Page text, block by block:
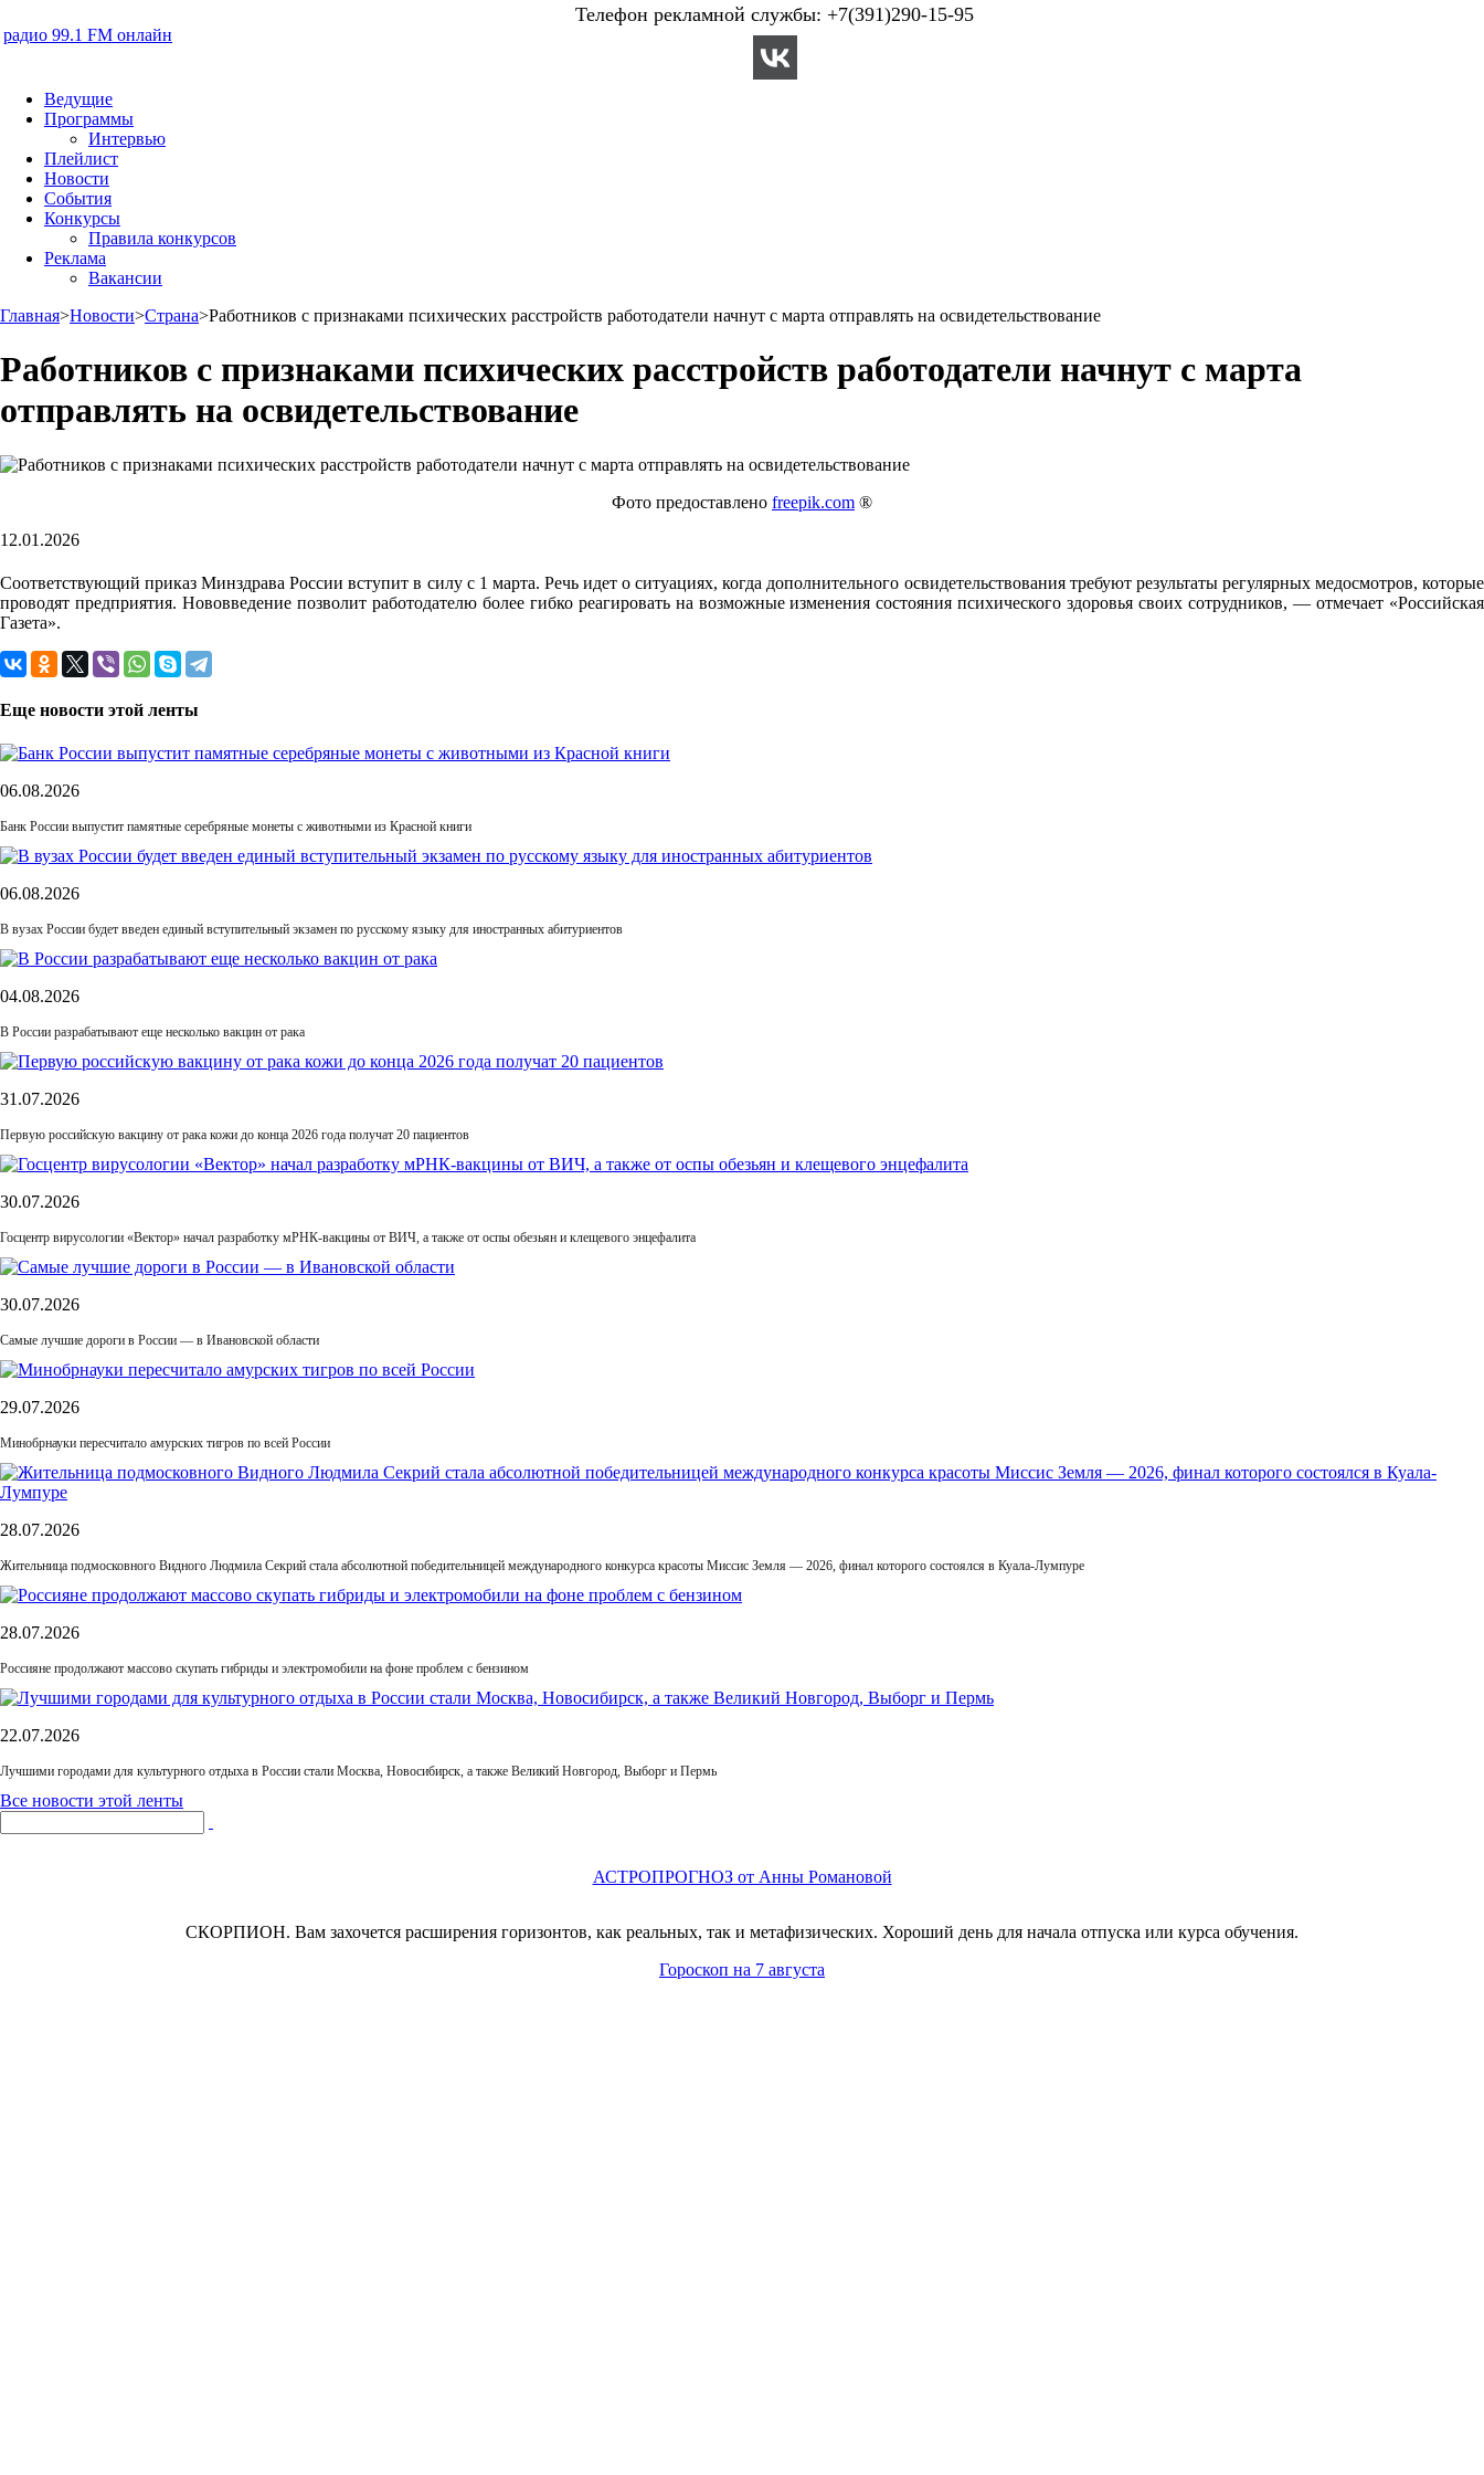
радио 99.1 FM онлайн
Телефон рекламной службы: +7(391)290-15-95
Ведущие
Программы
Интервью
Плейлист
Новости
События
Конкурсы
Правила конкурсов
Реклама
Вакансии
Главная>Новости>Страна>Работников с признаками психических расстройств работодатели начнут с марта отправлять на освидетельствование
Работников с признаками психических расстройств работодатели начнут с марта
отправлять на освидетельствование
Фото предоставлено freepik.com ®
12.01.2026
Соответствующий приказ Минздрава России вступит в силу с 1 марта. Речь идет о ситуациях, когда дополнительного освидетельствования требуют результаты регулярных медосмотров, которые
проводят предприятия. Нововведение позволит работодателю более гибко реагировать на возможные изменения состояния психического здоровья своих сотрудников, — отмечает «Российская
Газета».
Еще новости этой ленты
06.08.2026
Банк России выпустит памятные серебряные монеты с животными из Красной книги
06.08.2026
В вузах России будет введен единый вступительный экзамен по русскому языку для иностранных абитуриентов
04.08.2026
В России разрабатывают еще несколько вакцин от рака
31.07.2026
Первую российскую вакцину от рака кожи до конца 2026 года получат 20 пациентов
30.07.2026
Госцентр вирусологии «Вектор» начал разработку мРНК-вакцины от ВИЧ, а также от оспы обезьян и клещевого энцефалита
30.07.2026
Самые лучшие дороги в России — в Ивановской области
29.07.2026
Минобрнауки пересчитало амурских тигров по всей России
28.07.2026
Жительница подмосковного Видного Людмила Секрий стала абсолютной победительницей международного конкурса красоты Миссис Земля — 2026, финал которого состоялся в Куала-Лумпуре
28.07.2026
Россияне продолжают массово скупать гибриды и электромобили на фоне проблем с бензином
22.07.2026
Лучшими городами для культурного отдыха в России стали Москва, Новосибирск, а также Великий Новгород, Выборг и Пермь
Все новости этой ленты
АСТРОПРОГНОЗ от Анны Романовой
СКОРПИОН. Вам захочется расширения горизонтов, как реальных, так и метафизических. Хороший день для начала отпуска или курса обучения.
Гороскоп на 7 августа